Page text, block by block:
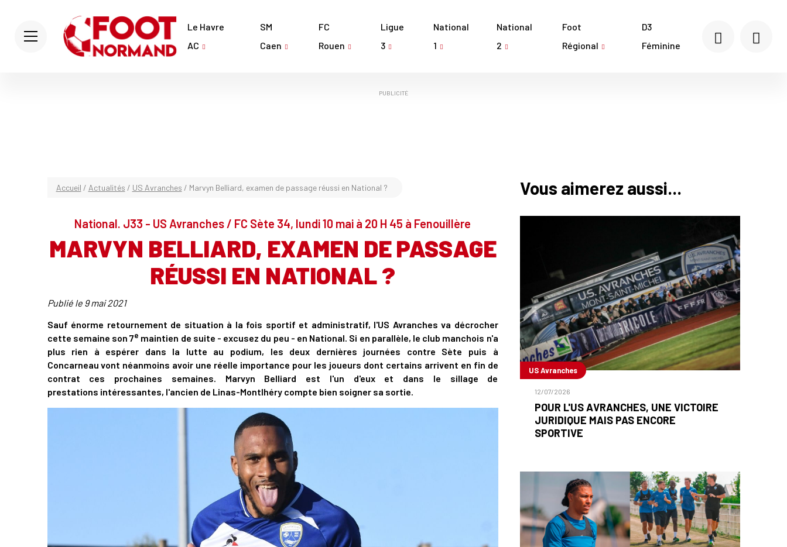
Le Havre
AC
SM
Caen
FC
Rouen
Ligue
3
National
1
National
2
Foot
Régional
D3
Féminine
PUBLICITÉ
Accueil / Actualités / US Avranches / Marvyn Belliard, examen de passage réussi en National ?
National. J33 - US Avranches / FC Sète 34, lundi 10 mai à 20 H 45 à Fenouillère
MARVYN BELLIARD, EXAMEN DE PASSAGE
RÉUSSI EN NATIONAL ?
Publié le 9 mai 2021
Sauf énorme retournement de situation à la fois sportif et administratif, l'US Avranches va décrocher
cette semaine son 7e maintien de suite - excusez du peu - en National. Si en parallèle, le club manchois n'a
plus rien à espérer dans la lutte au podium, les deux dernières journées contre Sète puis à
Concarneau vont néanmoins avoir une réelle importance pour les joueurs dont certains arrivent en fin de
contrat ces prochaines semaines. Marvyn Belliard est l'un d'eux et dans le sillage de
prestations intéressantes, l'ancien de Linas-Montlhéry compte bien soigner sa sortie.
Vous aimerez aussi...
US Avranches
12/07/2026
POUR L'US AVRANCHES, UNE VICTOIRE
JURIDIQUE MAIS PAS ENCORE
SPORTIVE